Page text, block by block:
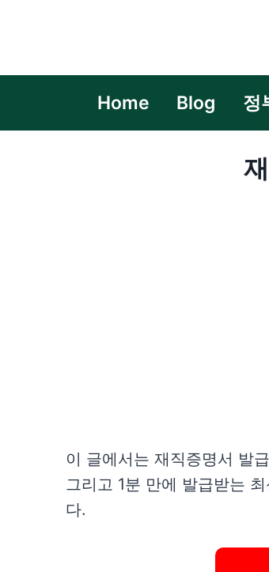
Home Blog 정
이 글에서는 재직증명서 발
그리고 1분 만에 발급받는
다.